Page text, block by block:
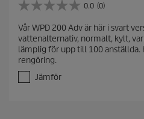
0.0 (0)
0
0
a
v
5
t
Vår WPD 200 Adv är här i svart
vattenalternativ, normalt, kylt,
lämplig för upp till 100 anställda.
rengöring.
Jämför